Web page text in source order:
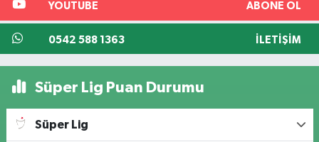
YOUTUBE ABONE OL
0542 588 1363 İLETIŞIM
Süper Lig Puan Durumu
Süper Lig